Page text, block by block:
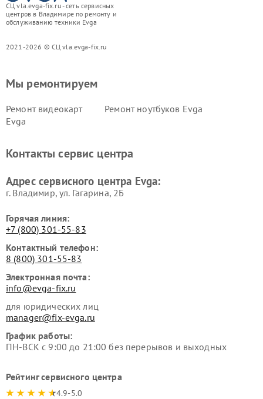
СЦ vla.evga-fix.ru - сеть сервисных
центров в Владимире по ремонту и
обслуживанию техники Evga
2021-2026 © СЦ vla.evga-fix.ru
Мы ремонтируем
Ремонт видеокарт
Evga
Ремонт ноутбуков Evga
Контакты сервис центра
Адрес сервисного центра Evga:
г. Владимир, ул. Гагарина, 2Б
Горячая линия:
+7 (800) 301-55-83
Контактный телефон:
8 (800) 301-55-83
Электронная почта:
info@evga-fix.ru
для юридических лиц
manager@fix-evga.ru
График работы:
ПН-ВСК с 9:00 до 21:00 без перерывов и выходных
Рейтинг сервисного центра
4.9-5.0